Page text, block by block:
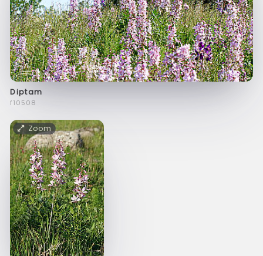
Diptam
f10508
Zoom